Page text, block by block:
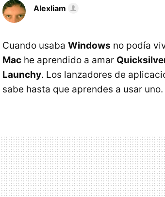
Alexliam
Cuando usaba Windows no podía
Mac he aprendido a amar
Launchy. Los lanzadores de
sabe hasta que aprendes a usar uno.